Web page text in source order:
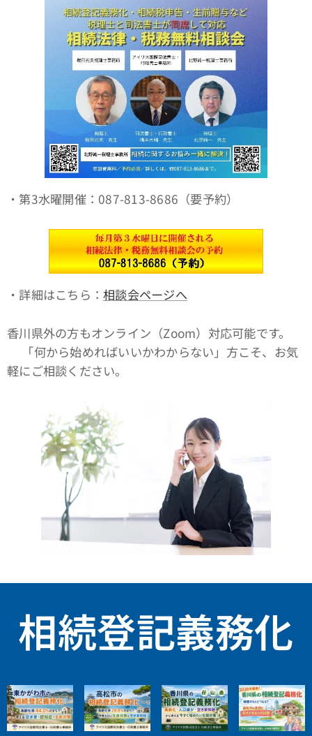
・第3水曜開催：087-813-8686（要予約）
・詳細はこちら：相談会ページへ
香川県外の方もオンライン（Zoom）対応可能です。
👉「何から始めればいいかわからない」方こそ、お気
軽にご相談ください。
相続登記義務化